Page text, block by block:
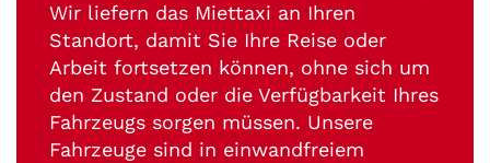
Wir liefern das Miettaxi an Ihren
Standort, damit Sie Ihre Reise oder
Arbeit fortsetzen können, ohne sich um
den Zustand oder die Verfügbarkeit Ihres
Fahrzeugs sorgen müssen. Unsere
Fahrzeuge sind in einwandfreiem